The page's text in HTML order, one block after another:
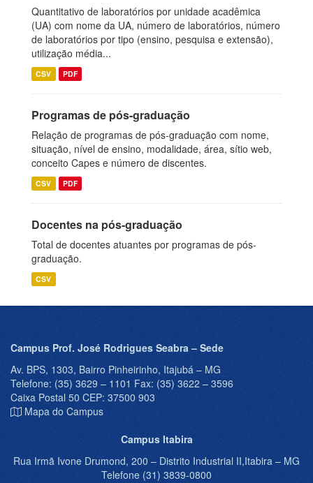
Quantitativo de laboratórios por unidade acadêmica
(UA) com nome da UA, número de laboratórios, número
de laboratórios por tipo (ensino, pesquisa e extensão),
utilização média...
CSV PDF
Programas de pós-graduação
Relação de programas de pós-graduação com nome,
situação, nível de ensino, modalidade, área, sítio web,
conceito Capes e número de discentes.
CSV PDF
Docentes na pós-graduação
Total de docentes atuantes por programas de pós-
graduação.
CSV
Campus Prof. José Rodrigues Seabra – Sede
Av. BPS, 1303, Bairro Pinheirinho, Itajubá – MG
Telefone: (35) 3629 – 1101 Fax: (35) 3622 – 3596
Caixa Postal 50 CEP: 37500 903
Mapa do Campus
Campus Itabira
Rua Irmã Ivone Drumond, 200 – Distrito Industrial II,Itabira – MG
Telefone (31) 3839-0800